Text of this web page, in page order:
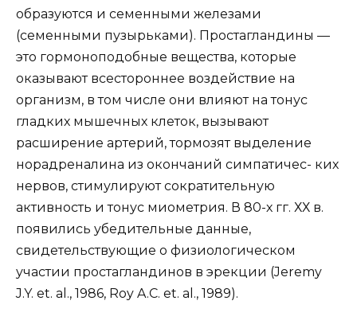
образуются и семенными железами
(семенными пузырьками). Простагландины —
это гормоноподобные вещества, которые
оказывают всестороннее воздействие на
организм, в том числе они влияют на тонус
гладких мышечных клеток, вызывают
расширение артерий, тормозят выделение
норадреналина из окончаний симпатичес- ких
нервов, стимулируют сократительную
активность и тонус миометрия. В 80-х гг. ХХ в.
появились убедительные данные,
свидетельствующие о физиологическом
участии простагландинов в эрекции (Jeremy
J.Y. et. al., 1986, Roy A.C. et. al., 1989).